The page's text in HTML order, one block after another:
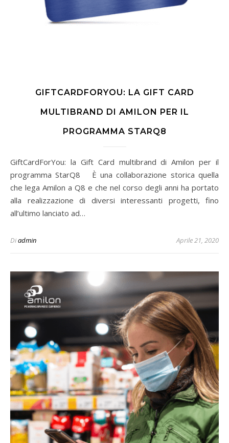
GIFTCARDFORYOU: LA GIFT CARD
MULTIBRAND DI AMILON PER IL
PROGRAMMA STARQ8
GiftCardForYou: la Gift Card multibrand di Amilon per il
programma StarQ8 È una collaborazione storica quella
che lega Amilon a Q8 e che nel corso degli anni ha portato
alla realizzazione di diversi interessanti progetti, fino
all’ultimo lanciato ad…
Diadmin Aprile 21, 2020